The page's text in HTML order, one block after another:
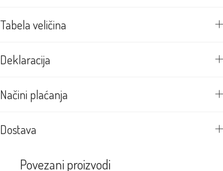
Tabela veličina
Deklaracija
Načini plaćanja
Dostava
Povezani proizvodi